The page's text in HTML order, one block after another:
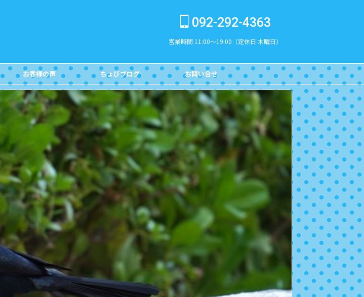
092-292-4363
営業時間 11:00～19:00（定休日 木曜日）
お客様の声
Customer's Voice
ちょびブログ
Blog
お問い合せ
CONTACT